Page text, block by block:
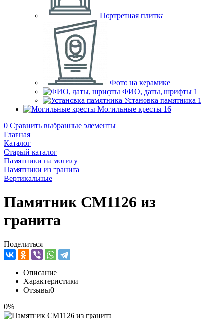
Портретная плитка
Фото на керамике
ФИО, даты, шрифты 1
Установка памятника 1
Могильные кресты 16
0 Сравнить выбранные элементы
Главная
Каталог
Старый каталог
Памятники на могилу
Памятники из гранита
Вертикальные
Памятник CM1126 из
гранита
Поделиться
Описание
Характеристики
Отзывы0
0%